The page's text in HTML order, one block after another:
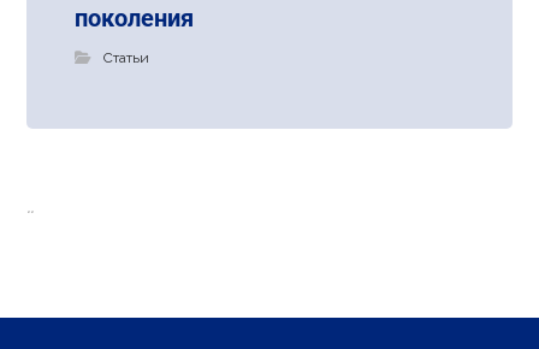
поколения
Статьи
..